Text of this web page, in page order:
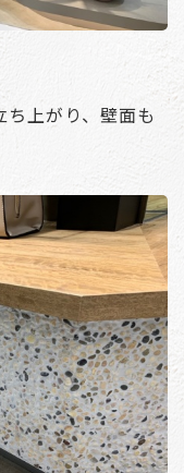
上がり、壁面も